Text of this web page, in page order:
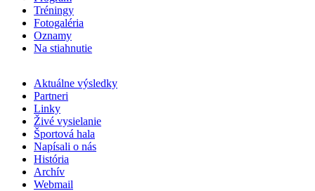
Tréningy
Fotogaléria
Oznamy
Na stiahnutie
Aktuálne výsledky
Partneri
Linky
Živé vysielanie
Športová hala
Napísali o nás
História
Archív
Webmail